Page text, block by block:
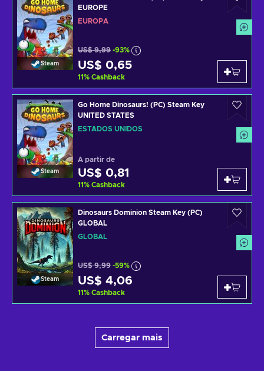
Steam
EUROPE
EUROPA
US$ 9,99 -93%
US$ 0,65
11% Cashback
Steam
Go Home Dinosaurs! (PC) Steam Key
UNITED STATES
ESTADOS UNIDOS
A partir de
US$ 0,81
11% Cashback
Steam
Dinosaurs Dominion Steam Key (PC)
GLOBAL
GLOBAL
US$ 9,99 -59%
US$ 4,06
11% Cashback
Carregar mais